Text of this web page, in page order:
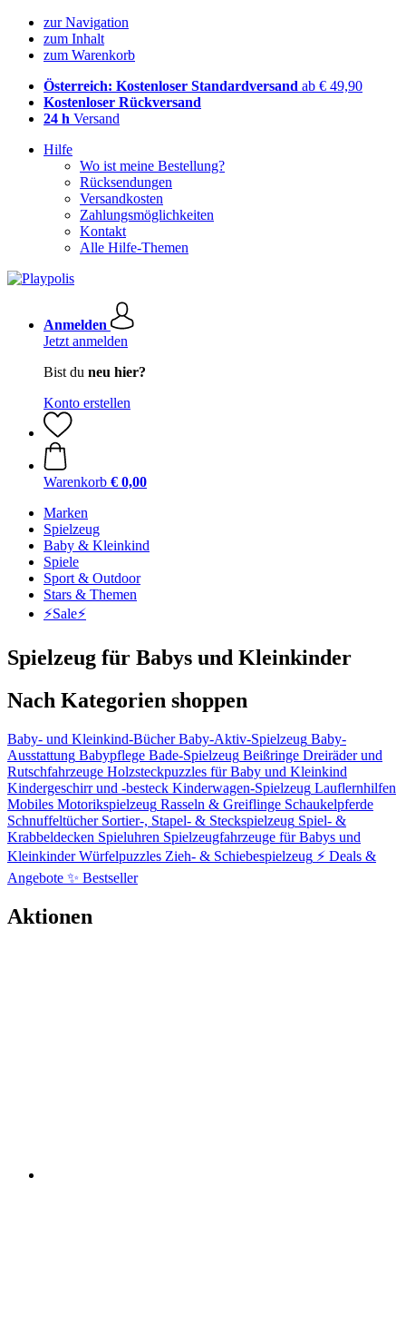
zur Navigation
zum Inhalt
zum Warenkorb
Österreich: Kostenloser Standardversand ab € 49,90
Kostenloser Rückversand
24 h Versand
Hilfe
Wo ist meine Bestellung?
Rücksendungen
Versandkosten
Zahlungsmöglichkeiten
Kontakt
Alle Hilfe-Themen
Anmelden
Jetzt anmelden
Bist du neu hier?
Konto erstellen
Warenkorb € 0,00
Marken
Spielzeug
Baby & Kleinkind
Spiele
Sport & Outdoor
Stars & Themen
⚡️Sale⚡️
Spielzeug für Babys und Kleinkinder
Nach Kategorien shoppen
Baby- und Kleinkind-Bücher Baby-Aktiv-Spielzeug Baby-
Ausstattung Babypflege Bade-Spielzeug Beißringe Dreiräder und
Rutschfahrzeuge Holzsteckpuzzles für Baby und Kleinkind
Kindergeschirr und -besteck Kinderwagen-Spielzeug Lauflernhilfen
Mobiles Motorikspielzeug Rasseln & Greiflinge Schaukelpferde
Schnuffeltücher Sortier-, Stapel- & Steckspielzeug Spiel- &
Krabbeldecken Spieluhren Spielzeugfahrzeuge für Babys und
Kleinkinder Würfelpuzzles Zieh- & Schiebespielzeug ⚡ Deals &
Angebote ✨ Bestseller
Aktionen